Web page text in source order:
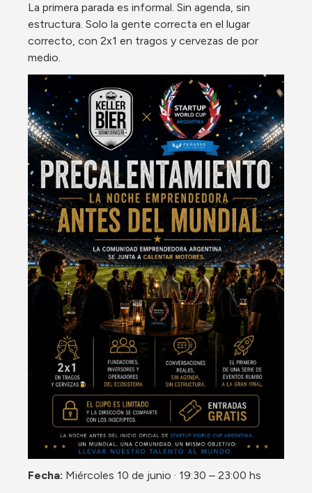
La primera parada es informal. Sin agenda, sin
estructura. Solo la gente correcta en el lugar
correcto, con 2x1 en tragos y cervezas de por
medio.
Fecha: Miércoles 10 de junio · 19:30 – 23:00 hs